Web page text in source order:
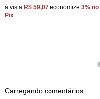
à vista R$ 59,07 economize 3% no
Pix
Carregando comentários ...